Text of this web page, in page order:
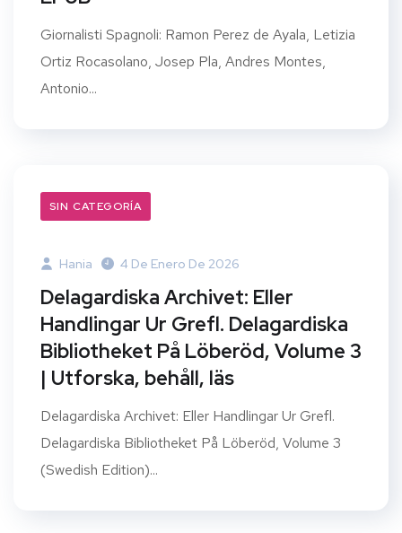
Giornalisti Spagnoli: Ramon Perez de Ayala, Letizia
Ortiz Rocasolano, Josep Pla, Andres Montes,
Antonio...
SIN CATEGORÍA
Hania 4 De Enero De 2026
Delagardiska Archivet: Eller
Handlingar Ur Grefl. Delagardiska
Bibliotheket På Löberöd, Volume 3
| Utforska, behåll, läs
Delagardiska Archivet: Eller Handlingar Ur Grefl.
Delagardiska Bibliotheket På Löberöd, Volume 3
(Swedish Edition)...